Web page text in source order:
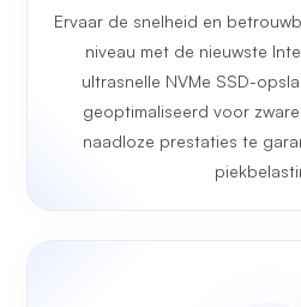
Ervaar de snelheid en
niveau met de nieuwste
ultrasnelle NVMe SSD-
geoptimaliseerd voor
naadloze prestaties te